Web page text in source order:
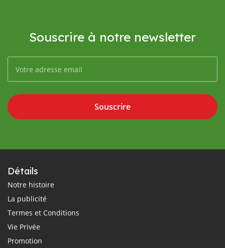
Souscrire à notre newsletter
Souscrire
Détails
Notre histoire
La publicité
Termes et Conditions
Vie Privée
Promotion